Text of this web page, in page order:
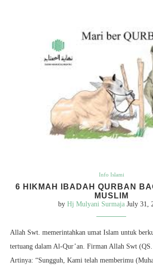
Info Islami
6 HIKMAH IBADAH QURBAN
MUSLIM
by Hj Mulyani Surmaja July 31,
Allah Swt. memerintahkan umat Islam untuk
tertuang dalam Al-Qur’an. Firman Allah Swt
Artinya: “Sungguh, Kami telah memberimu